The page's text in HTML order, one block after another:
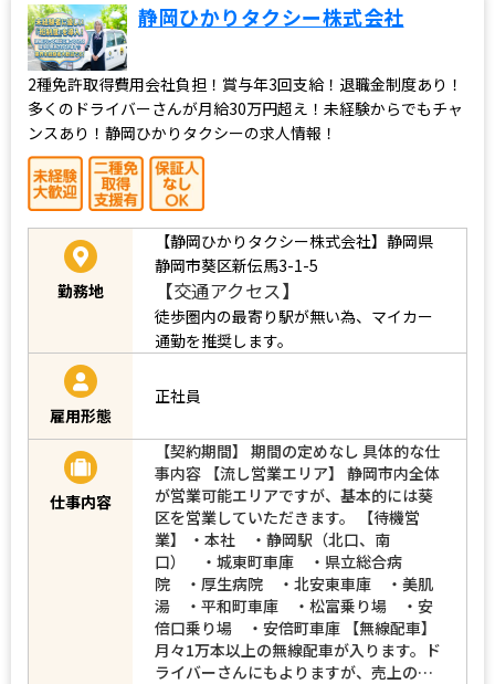
静岡ひかりタクシー株式会社
2種免許取得費用会社負担！賞与年3回支給！退職金制度あり！
多くのドライバーさんが月給30万円超え！未経験からでもチャ
ンスあり！静岡ひかりタクシーの求人情報！
勤務地
【静岡ひかりタクシー株式会社】静岡県
静岡市葵区新伝馬3-1-5
【交通アクセス】
徒歩圏内の最寄り駅が無い為、マイカー
通勤を推奨します。
雇用形態
正社員
仕事内容
【契約期間】 期間の定めなし 具体的な仕
事内容 【流し営業エリア】 静岡市内全体
が営業可能エリアですが、基本的には葵
区を営業していただきます。 【待機営
業】 ・本社 ・静岡駅（北口、南
口） ・城東町車庫 ・県立総合病
院 ・厚生病院 ・北安東車庫 ・美肌
湯 ・平和町車庫 ・松富乗り場 ・安
倍口乗り場 ・安倍町車庫 【無線配車】
月々1万本以上の無線配車が入ります。ド
ライバーさんにもよりますが、売上の…